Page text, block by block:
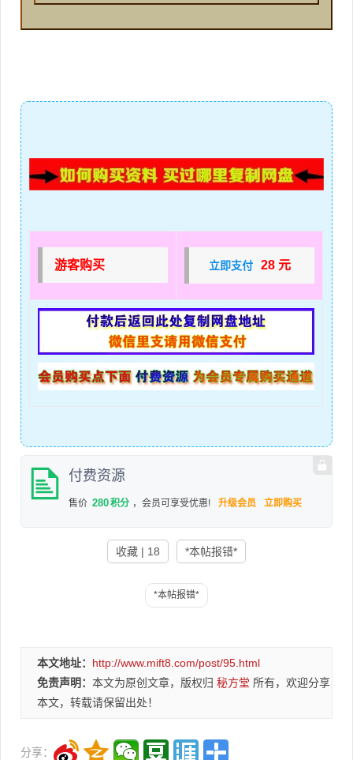
游客购买 立即支付 28 元
付费资源
售价 280积分 ，会员可享受优惠! 升级会员 立即购买
收藏 | 18 *本帖报错*
本文地址： http://www.mift8.com/post/95.html
免责声明： 本文为原创文章，版权归 秘方堂 所有，欢迎分享
本文，转载请保留出处！
分享：